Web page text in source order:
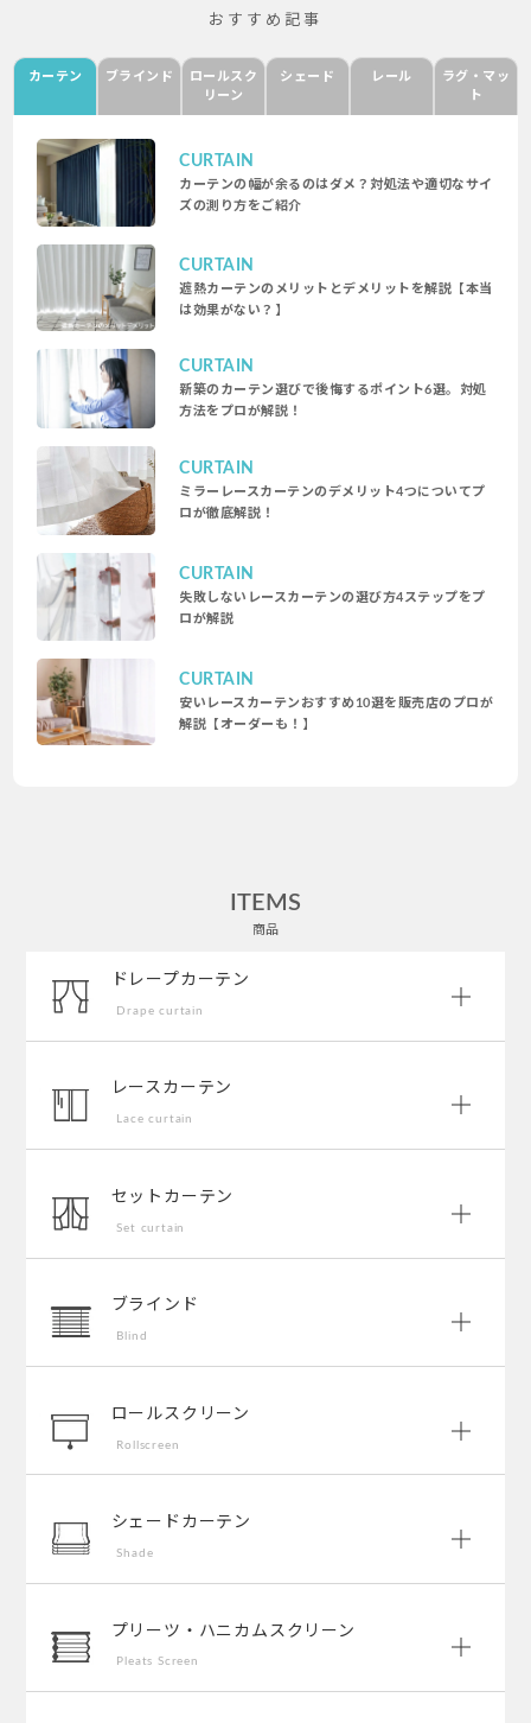
おすすめ記事
カーテン ブラインド
ロールスク
リーン
シェード レール
ラグ・マッ
ト
CURTAIN
カーテンの幅が余るのはダメ？対処法や適切なサイ
ズの測り方をご紹介
CURTAIN
遮熱カーテンのメリットとデメリットを解説【本当
は効果がない？】
CURTAIN
新築のカーテン選びで後悔するポイント6選。対処
方法をプロが解説！
CURTAIN
ミラーレースカーテンのデメリット4つについてプ
ロが徹底解説！
CURTAIN
失敗しないレースカーテンの選び方4ステップをプ
ロが解説
CURTAIN
安いレースカーテンおすすめ10選を販売店のプロが
解説【オーダーも！】
ITEMS
商品
ドレープカーテン
Drape curtain
レースカーテン
Lace curtain
セットカーテン
Set curtain
ブラインド
Blind
ロールスクリーン
Rollscreen
シェードカーテン
Shade
プリーツ・ハニカムスクリーン
Pleats Screen